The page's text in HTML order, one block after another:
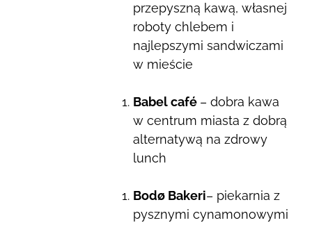
przepyszną kawą, własnej
roboty chlebem i
najlepszymi sandwiczami
w mieście
Babel café – dobra kawa
w centrum miasta z dobrą
alternatywą na zdrowy
lunch
Bodø Bakeri– piekarnia z
pysznymi cynamonowymi